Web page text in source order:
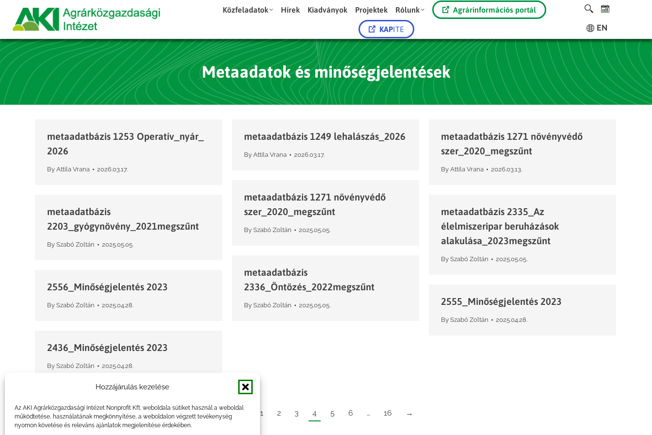
Hozzájárulás kezelése
Az AKI Agrárközgazdasági Intézet Nonprofit Kft. weboldala sütiket használ a weboldal
működtetése, használatának megkönnyítése, a weboldalon végzett tevékenység
nyomon követése és releváns ajánlatok megjelenítése érdekében.
Közfeladatok Hírek Kiadványok Projektek Rólunk Agrárinformációs portál
KAPITE EN
Metaadatok és minőségjelentések
metaadatbázis 1253 Operatív_nyár_
2026
By Attila Vrana 2026.03.17.
metaadatbázis 1249 lehalászás_2026
By Attila Vrana 2026.03.17.
metaadatbázis 1271 növényvédő
szer_2020_megszűnt
By Attila Vrana 2026.03.13.
metaadatbázis 1271 növényvédő
szer_2020_megszűnt
By Szabó Zoltán 2025.05.05.
metaadatbázis
2203_gyógynövény_2021megszűnt
By Szabó Zoltán 2025.05.05.
metaadatbázis 2335_Az
élelmiszeripar beruházások
alakulása_2023megszűnt
By Szabó Zoltán 2025.05.05.
metaadatbázis
2336_Öntözés_2022megszűnt
By Szabó Zoltán 2025.05.05.
2556_Minőségjelentés 2023
By Szabó Zoltán 2025.04.28. 2555_Minőségjelentés 2023
By Szabó Zoltán 2025.04.28.
2436_Minőségjelentés 2023
By Szabó Zoltán 2025.04.28.
← 1 2 3 4 5 6 … 16 →